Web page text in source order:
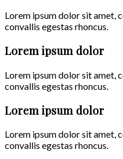
Lorem ipsum dolor sit amet,
convallis egestas rhoncus.
Lorem ipsum dolor
Lorem ipsum dolor sit amet,
convallis egestas rhoncus.
Lorem ipsum dolor
Lorem ipsum dolor sit amet,
convallis egestas rhoncus.